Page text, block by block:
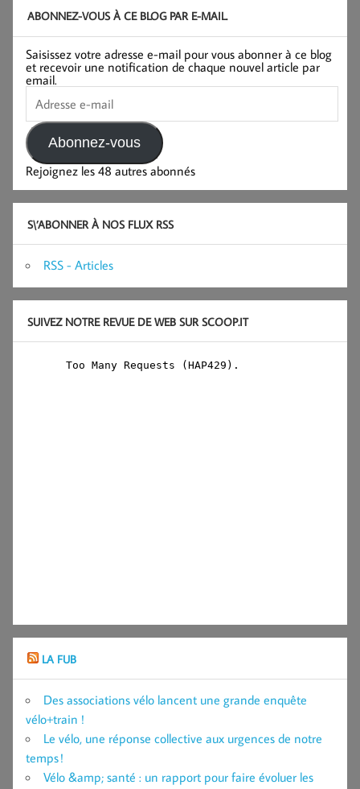
ABONNEZ-VOUS À CE BLOG PAR E-MAIL.
Saisissez votre adresse e-mail pour vous abonner à ce blog
et recevoir une notification de chaque nouvel article par
email.
Adresse
e-
mail
Abonnez-vous
Rejoignez les 48 autres abonnés
S\’ABONNER À NOS FLUX RSS
RSS - Articles
SUIVEZ NOTRE REVUE DE WEB SUR SCOOP.IT
LA FUB
Des associations vélo lancent une grande enquête
vélo+train !
Le vélo, une réponse collective aux urgences de notre
temps !
Vélo &amp; santé : un rapport pour faire évoluer les